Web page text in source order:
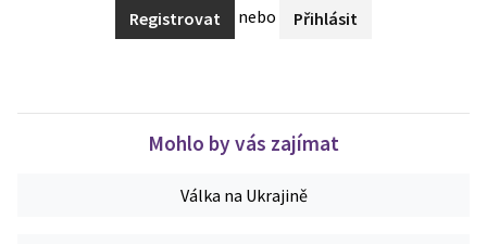
Registrovat nebo Přihlásit
Mohlo by vás zajímat
Válka na Ukrajině